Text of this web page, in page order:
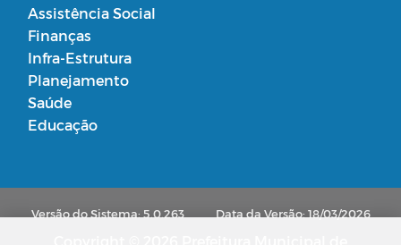
Assistência Social
Finanças
Infra-Estrutura
Planejamento
Saúde
Educação
Versão do Sistema: 5.0.263 Data da Versão: 18/03/2026